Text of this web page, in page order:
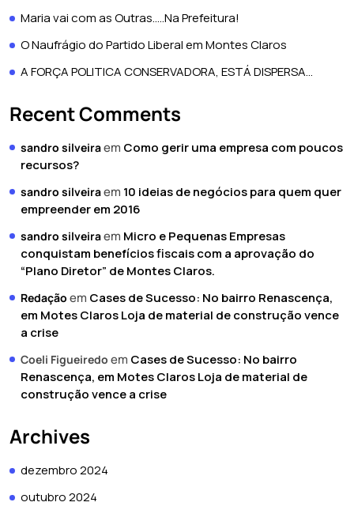
Maria vai com as Outras…..Na Prefeitura!
O Naufrágio do Partido Liberal em Montes Claros
A FORÇA POLITICA CONSERVADORA, ESTÁ DISPERSA…
Recent Comments
sandro silveiraem Como gerir uma empresa com poucos
recursos?
sandro silveiraem 10 ideias de negócios para quem quer
empreender em 2016
sandro silveiraem Micro e Pequenas Empresas
conquistam benefícios fiscais com a aprovação do
“Plano Diretor” de Montes Claros.
Redação em Cases de Sucesso: No bairro Renascença,
em Motes Claros Loja de material de construção vence
a crise
Coeli Figueiredo em Cases de Sucesso: No bairro
Renascença, em Motes Claros Loja de material de
construção vence a crise
Archives
dezembro 2024
outubro 2024